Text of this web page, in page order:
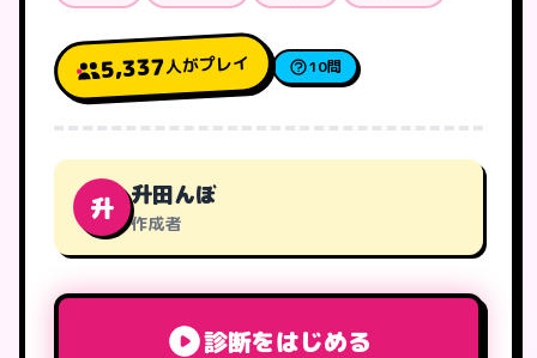
5,337人がプレイ 10問
升 升田んぼ
作成者
診断をはじめる